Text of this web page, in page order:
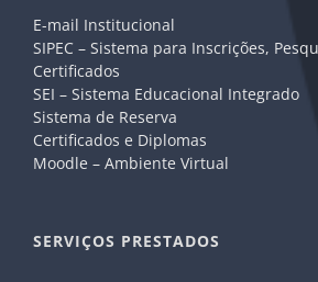
E-mail Institucional
SIPEC – Sistema para Inscrições,
Certificados
SEI – Sistema Educacional Integrado
Sistema de Reserva
Certificados e Diplomas
Moodle – Ambiente Virtual
SERVIÇOS PRESTADOS